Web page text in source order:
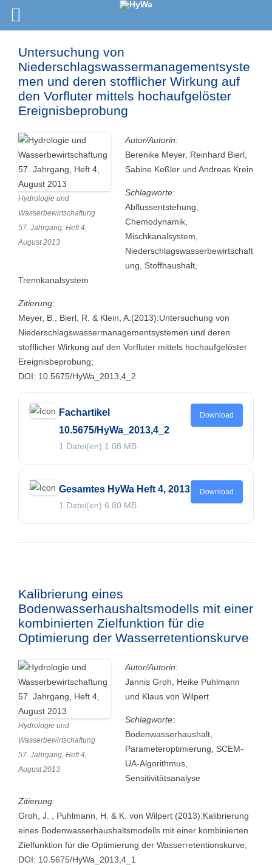
Untersuchung von
Niederschlagswassermanagementsyste
men und deren stofflicher Wirkung auf
den Vorfluter mittels hochaufgelöster
Ereignisbeprobung
Hydrologie und
Wasserbewirtschaftung
57. Jahrgang, Heft 4,
August 2013
Autor/Autorin:
Berenike Meyer, Reinhard Bierl,
Sabine Keßler und Andreas Krein
Schlagworte:
Abflussentstehung,
Chemodynamik,
Mischkanalsystem,
Niederschlagswasserbewirtschaft
ung, Stoffhaushalt,
Trennkanalsystem
Zitierung:
Meyer, B., Bierl, R. & Klein, A.(2013):Untersuchung von
Niederschlagswassermanagementsystemen und deren
stofflicher Wirkung auf den Vorfluter mittels hochaufgelöster
Ereignisbeprobung;
DOI: 10.5675/HyWa_2013,4_2
Fachartikel
10.5675/HyWa_2013,4_2
1 Datei(en) 1.08 MB
Download
Gesamtes HyWa Heft 4, 2013
1 Datei(en) 6.80 MB
Download
Kalibrierung eines
Bodenwasserhaushaltsmodells mit einer
kombinierten Zielfunktion für die
Optimierung der Wasserretentionskurve
Hydrologie und
Wasserbewirtschaftung
57. Jahrgang, Heft 4,
August 2013
Autor/Autorin:
Jannis Groh, Heike Puhlmann
und Klaus von Wilpert
Schlagworte:
Bodenwasserhaushalt,
Parameteroptimierung, SCEM-
UA-Algorithmus,
Sensitivitätsanalyse
Zitierung:
Groh, J. , Puhlmann, H. & K. von Wilpert (2013):Kalibrierung
eines Bodenwasserhaushaltsmodells mit einer kombinierten
Zielfunktion für die Optimierung der Wasserretentionskurve;
DOI: 10.5675/HyWa_2013,4_1